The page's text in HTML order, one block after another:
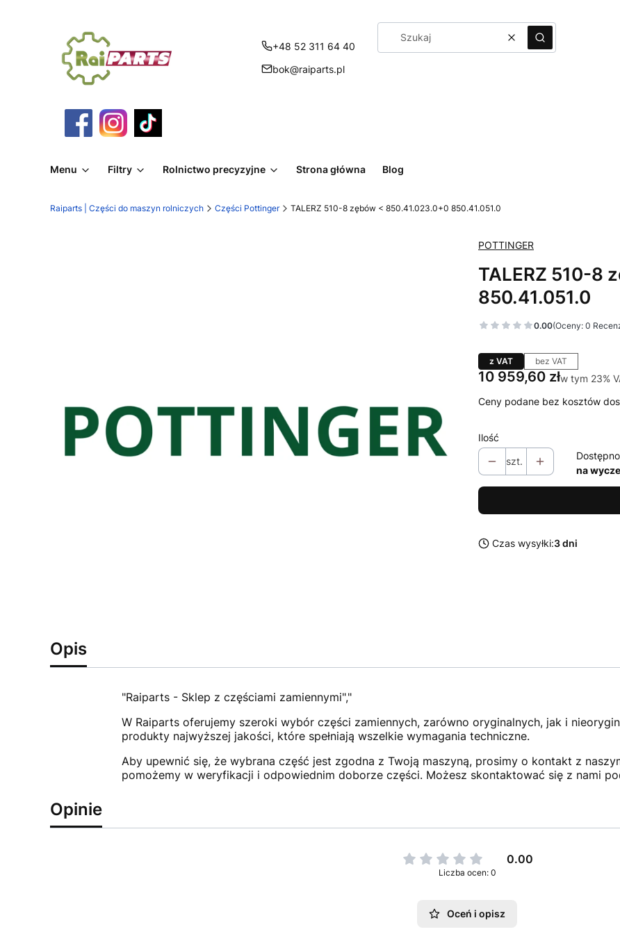
+48 52 311 64 40
bok@raiparts.pl
WyczyśćSzukaj
Menu Filtry Rolnictwo precyzyjne Strona główna Blog
Raiparts | Części do maszyn rolniczych Części Pottinger TALERZ 510-8 zębów < 850.41.023.0+0 850.41.051.0
POTTINGER
TALERZ 510-8
850.41.051.0
0.00(Oceny: 0
z VAT bez VAT
Cena
10 959,60 złw tym 23%
w tym 23%
Ceny podane bez kosztów
Ilość
szt.
na
Czas wysyłki:3 dni
Opis
"Raiparts - Sklep z częściami zamiennymi","
W Raiparts oferujemy szeroki wybór części zamiennych, zarówno oryginalnych, jak i
produkty najwyższej jakości, które spełniają wszelkie wymagania techniczne.
Aby upewnić się, że wybrana część jest zgodna z Twoją maszyną, prosimy o kontakt z
pomożemy w weryfikacji i odpowiednim doborze części. Możesz skontaktować się z nami
Opinie
0.00
Liczba ocen: 0
Oceń i opisz